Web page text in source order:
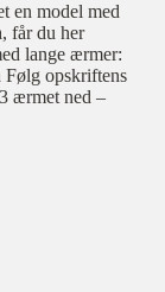
en model med
får du her
lange ærmer:
Følg opskriftens
ærmet ned –